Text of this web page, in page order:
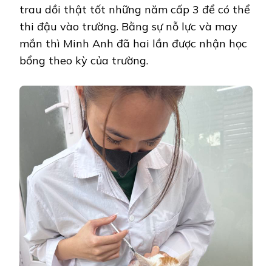
trau dồi thật tốt những năm cấp 3 để có thể
thi đậu vào trường. Bằng sự nỗ lực và may
mắn thì Minh Anh đã hai lần được nhận học
bổng theo kỳ của trường.